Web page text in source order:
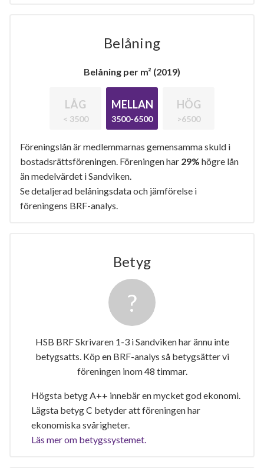
Belåning
Belåning per m² (2019)
LÅG
< 3500
MELLAN
3500-6500
HÖG
>6500
Föreningslån är medlemmarnas gemensamma skuld i
bostadsrättsföreningen. Föreningen har 29% högre lån
än medelvärdet i Sandviken.
Se detaljerad belåningsdata och jämförelse i
föreningens BRF-analys.
Betyg
HSB BRF Skrivaren 1-3 i Sandviken har ännu inte
betygsatts. Köp en BRF-analys så betygsätter vi
föreningen inom 48 timmar.
Högsta betyg A++ innebär en mycket god ekonomi.
Lägsta betyg C betyder att föreningen har
ekonomiska svårigheter.
Läs mer om betygssystemet.